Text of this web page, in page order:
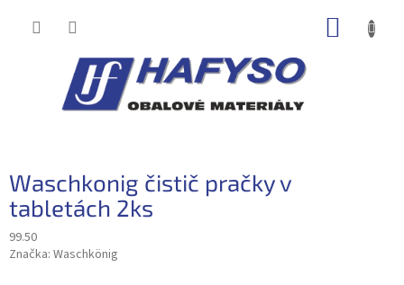
Waschkonig čistič pračky v
tabletách 2ks
99.50
Značka: Waschkönig